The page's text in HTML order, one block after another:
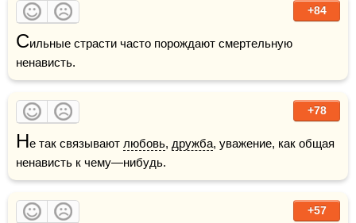
+84
Сильные страсти часто порождают смертельную
ненависть.
+78
Не так связывают любовь, дружба, уважение, как общая
ненависть к чему—нибудь.
+57